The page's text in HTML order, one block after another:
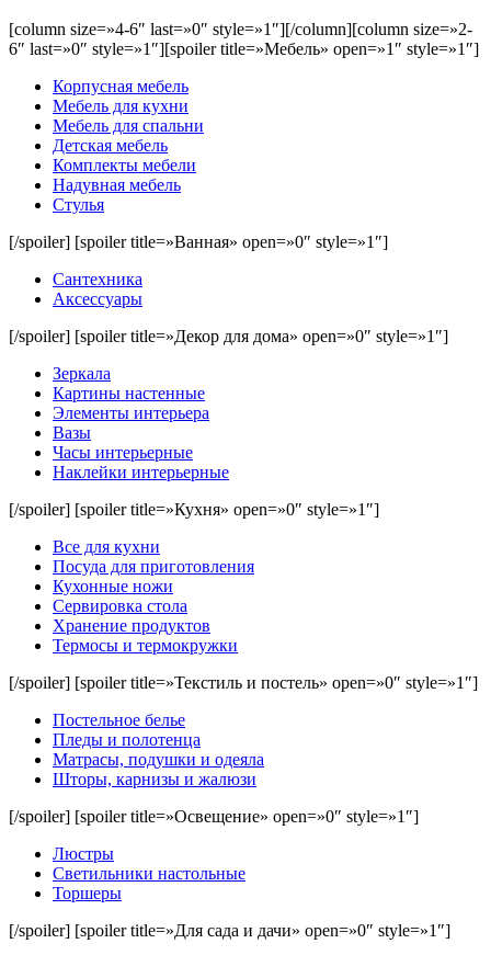
[column size=»4-6″ last=»0″ style=»1″][/column][column size=»2-
6″ last=»0″ style=»1″][spoiler title=»Мебель» open=»1″ style=»1″]
Корпусная мебель
Мебель для кухни
Мебель для спальни
Детская мебель
Комплекты мебели
Надувная мебель
Стулья
[/spoiler] [spoiler title=»Ванная» open=»0″ style=»1″]
Сантехника
Аксессуары
[/spoiler] [spoiler title=»Декор для дома» open=»0″ style=»1″]
Зеркала
Картины настенные
Элементы интерьера
Вазы
Часы интерьерные
Наклейки интерьерные
[/spoiler] [spoiler title=»Кухня» open=»0″ style=»1″]
Все для кухни
Посуда для приготовления
Кухонные ножи
Сервировка стола
Хранение продуктов
Термосы и термокружки
[/spoiler] [spoiler title=»Текстиль и постель» open=»0″ style=»1″]
Постельное белье
Пледы и полотенца
Матрасы, подушки и одеяла
Шторы, карнизы и жалюзи
[/spoiler] [spoiler title=»Освещение» open=»0″ style=»1″]
Люстры
Светильники настольные
Торшеры
[/spoiler] [spoiler title=»Для сада и дачи» open=»0″ style=»1″]